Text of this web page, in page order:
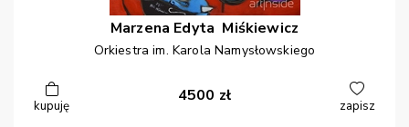
Marzena Edyta Miśkiewicz
Orkiestra im. Karola Namysłowskiego
kupuję
4500 zł
zapisz